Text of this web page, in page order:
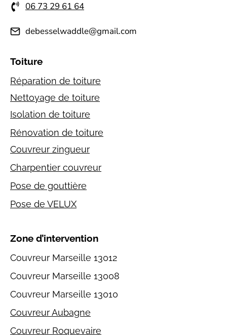
06 73 29 61 64
debesselwaddle@gmail.com
Toiture
Réparation de toiture
Nettoyage de toiture
Isolation de toiture
Rénovation de toiture
Couvreur zingueur
Charpentier couvreur
Pose de gouttière
Pose de VELUX
Zone d’intervention
Couvreur Marseille 13012
Couvreur Marseille 13008
Couvreur Marseille 13010
Couvreur Aubagne
Couvreur Roquevaire